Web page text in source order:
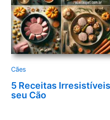
Cães
5 Receitas
seu Cão